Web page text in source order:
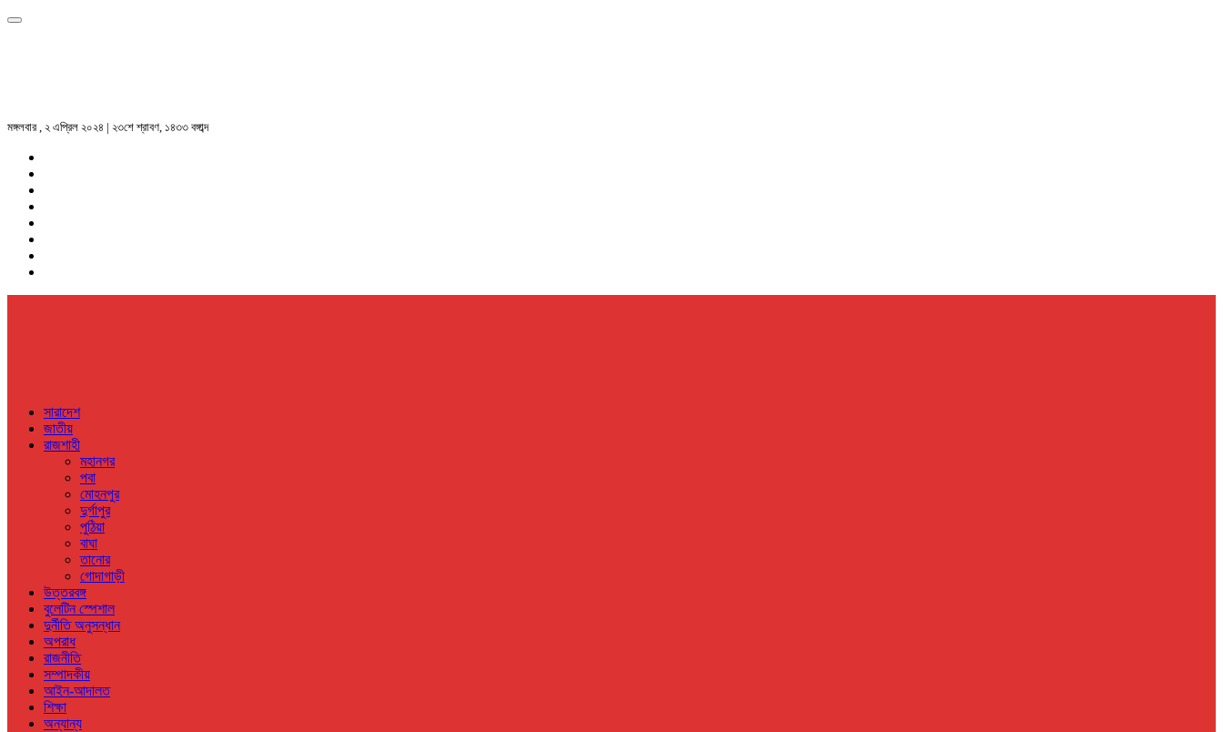
মঙ্গলবার , ২ এপ্রিল ২০২৪ | ২৩শে শ্রাবণ, ১৪৩৩ বঙ্গাব্দ
সারাদেশ
জাতীয়
রাজশাহী
মহানগর
পবা
মোহনপুর
দুর্গাপুর
পুঠিয়া
বাঘা
তানোর
গোদাগাড়ী
উত্তরবঙ্গ
বুলেটিন স্পেশাল
দুর্নীতি অনুসন্ধান
অপরাধ
রাজনীতি
সম্পাদকীয়
আইন-আদালত
শিক্ষা
অন্যান্য